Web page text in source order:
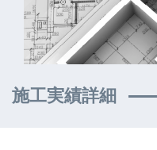
施工実績詳細